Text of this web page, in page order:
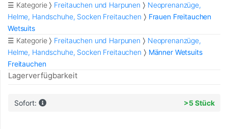
☰ Kategorie
Freitauchen und Harpunen
Neoprenanzüge,
Helme, Handschuhe, Socken Freitauchen
Frauen Freitauchen
Wetsuits
☰ Kategorie
Freitauchen und Harpunen
Neoprenanzüge,
Helme, Handschuhe, Socken Freitauchen
Männer Wetsuits
Freitauchen
Lagerverfügbarkeit
Sofort: >5 Stück